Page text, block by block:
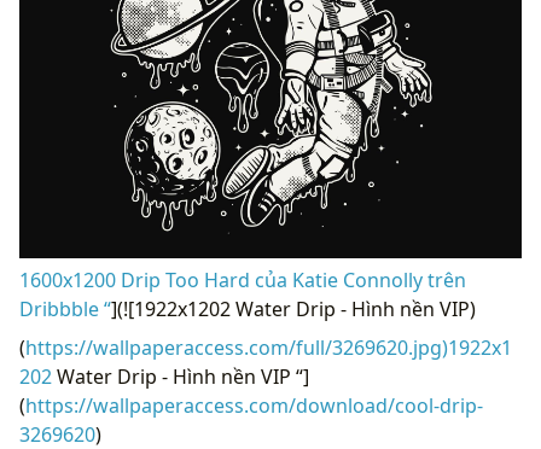
1600x1200 Drip Too Hard của Katie Connolly trên
Dribbble “](![1922x1202 Water Drip - Hình nền VIP)
(https://wallpaperaccess.com/full/3269620.jpg)1922x1
202Water Drip - Hình nền VIP “]
(https://wallpaperaccess.com/download/cool-drip-
3269620)